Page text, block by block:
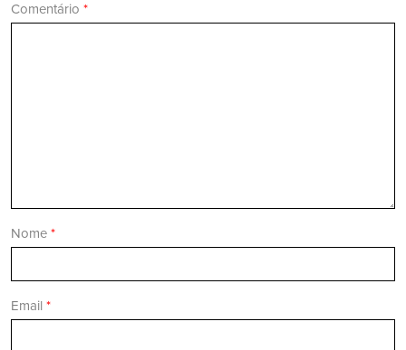
Comentário *
Nome *
Email *